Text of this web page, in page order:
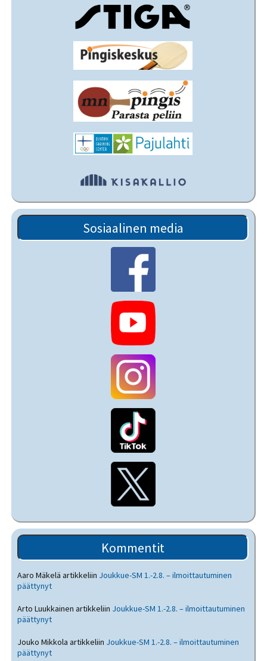
Sosiaalinen media
Kommentit
Aaro Mäkelä artikkeliin Joukkue-SM 1.-2.8. – ilmoittautuminen
päättynyt
Arto Luukkainen artikkeliin Joukkue-SM 1.-2.8. – ilmoittautuminen
päättynyt
Jouko Mikkola artikkeliin Joukkue-SM 1.-2.8. – ilmoittautuminen
päättynyt